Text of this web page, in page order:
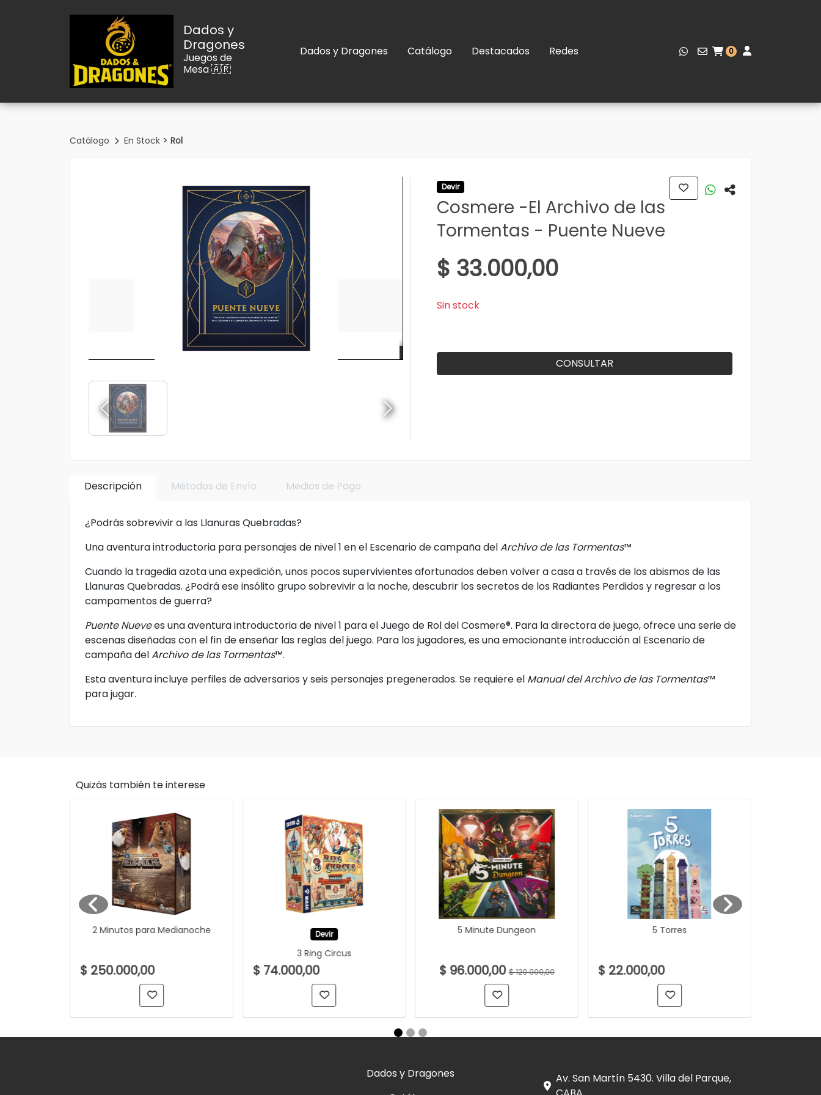
Dados y
Dragones
Juegos de
Mesa 🇦🇷
Dados y Dragones Catálogo Destacados Redes 0
Catálogo En Stock > Rol
Devir
Cosmere -El Archivo de las
Tormentas - Puente Nueve
$ 33.000,00
Sin stock
CONSULTAR
Descripción Métodos de Envío Medios de Pago
¿Podrás sobrevivir a las Llanuras Quebradas?
Una aventura introductoria para personajes de nivel 1 en el Escenario de campaña delArchivo de las Tormentas™
Cuando la tragedia azota una expedición, unos pocos supervivientes afortunados deben volver a casa a través de los abismos de las
Llanuras Quebradas. ¿Podrá ese insólito grupo sobrevivir a la noche, descubrir los secretos de los Radiantes Perdidos y regresar a los
campamentos de guerra?
Puente Nuevees una aventura introductoria de nivel 1 para el Juego de Rol del Cosmere®. Para la directora de juego, ofrece una serie de
escenas diseñadas con el fin de enseñar las reglas del juego. Para los jugadores, es una emocionante introducción al Escenario de
campaña delArchivo de las Tormentas™.
Esta aventura incluye perfiles de adversarios y seis personajes pregenerados. Se requiere el Manual del Archivo de las Tormentas™
para jugar.
Quizás también te interese
2 Minutos para Medianoche
$ 250.000,00
Devir
3 Ring Circus
$ 74.000,00
5 Minute Dungeon
$ 96.000,00$ 120.000,00
5 Torres
$ 22.000,00
Dados y Dragones
Av. San Martín 5430. Villa del Parque,